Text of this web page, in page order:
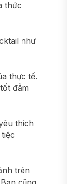
thức
như
thực tế.
đẫm
thích
trên
cũng